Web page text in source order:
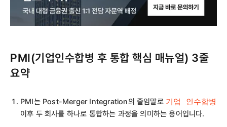
PMI(기업인수합병 후 통합 핵심 매뉴얼) 3줄
요약
PMI는 Post-Merger Integration의 줄임말로 기업 인수합병
이후 두 회사를 하나로 통합하는 과정을 의미하는 용어입니다.